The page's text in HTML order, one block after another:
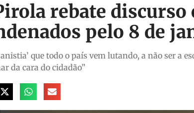
rebate
pelo 8 de
que todo o país vem lutando, a não ser a
da cara do cidadão”